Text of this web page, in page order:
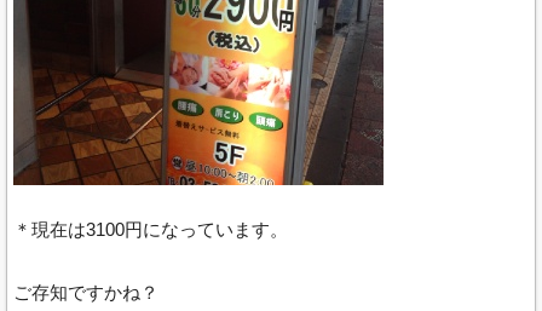
＊現在は3100円になっています。
ご存知ですかね？